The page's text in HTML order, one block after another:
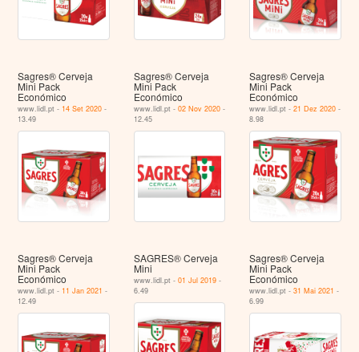
Sagres® Cerveja
Mini Pack
Económico
www.lidl.pt - 14 Set 2020 -
13.49
Sagres® Cerveja
Mini Pack
Económico
www.lidl.pt - 02 Nov 2020-
12.45
Sagres® Cerveja
Mini Pack
Económico
www.lidl.pt -21 Dez 2020 -
8.98
Sagres® Cerveja
Mini Pack
Económico
www.lidl.pt - 11 Jan 2021 -
12.49
SAGRES® Cerveja
Mini
www.lidl.pt - 01 Jul 2019-
6.49
Sagres® Cerveja
Mini Pack
Económico
www.lidl.pt -31 Mai 2021 -
6.99